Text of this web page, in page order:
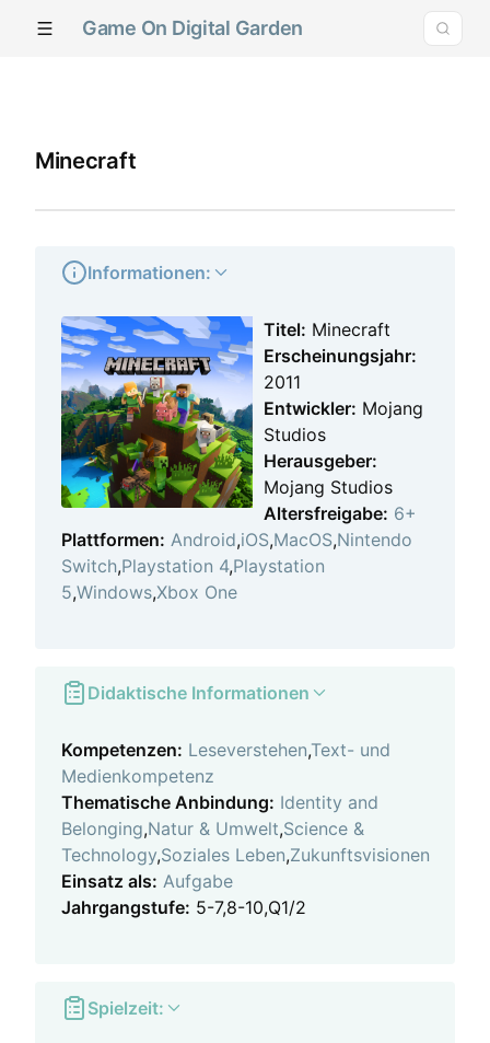
Game On Digital Garden
Minecraft
Informationen:
Titel: Minecraft
Erscheinungsjahr:
2011
Entwickler: Mojang
Studios
Herausgeber:
Mojang Studios
Altersfreigabe: 6+
Plattformen: Android,iOS,MacOS,Nintendo
Switch,Playstation 4,Playstation
5,Windows,Xbox One
Didaktische Informationen
Kompetenzen: Leseverstehen,Text- und
Medienkompetenz
Thematische Anbindung: Identity and
Belonging,Natur & Umwelt,Science &
Technology,Soziales Leben,Zukunftsvisionen
Einsatz als: Aufgabe
Jahrgangstufe: 5-7,8-10,Q1/2
Spielzeit: